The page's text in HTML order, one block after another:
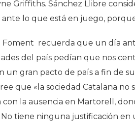
Griffiths. Sánchez Llibre
lo que está en juego,
recuerda que un día
del país pedían que nos
un gran pacto de país a fin de
que «la sociedad Catalana
con la ausencia en Martorell,
tiene ninguna justificación